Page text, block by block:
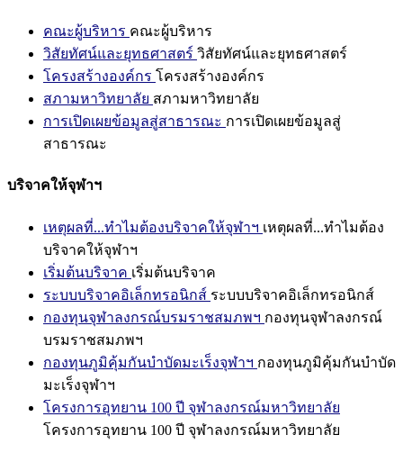
คณะผู้บริหาร คณะผู้บริหาร
วิสัยทัศน์และยุทธศาสตร์ วิสัยทัศน์และยุทธศาสตร์
โครงสร้างองค์กร โครงสร้างองค์กร
สภามหาวิทยาลัย สภามหาวิทยาลัย
การเปิดเผยข้อมูลสู่สาธารณะ การเปิดเผยข้อมูลสู่
สาธารณะ
บริจาคให้จุฬาฯ
เหตุผลที่...ทำไมต้องบริจาคให้จุฬาฯ เหตุผลที่...ทำไมต้อง
บริจาคให้จุฬาฯ
เริ่มต้นบริจาค เริ่มต้นบริจาค
ระบบบริจาคอิเล็กทรอนิกส์ ระบบบริจาคอิเล็กทรอนิกส์
กองทุนจุฬาลงกรณ์บรมราชสมภพฯ กองทุนจุฬาลงกรณ์
บรมราชสมภพฯ
กองทุนภูมิคุ้มกันบำบัดมะเร็งจุฬาฯ กองทุนภูมิคุ้มกันบำบัด
มะเร็งจุฬาฯ
โครงการอุทยาน 100 ปี จุฬาลงกรณ์มหาวิทยาลัย
โครงการอุทยาน 100 ปี จุฬาลงกรณ์มหาวิทยาลัย